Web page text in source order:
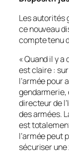
Les autorités
ce nouveau
compte tenu
«Quand il y a
est claire:
l’armée pour
gendarmerie,
directeur de
des armées.
est
l’armée peut
sécuriser une